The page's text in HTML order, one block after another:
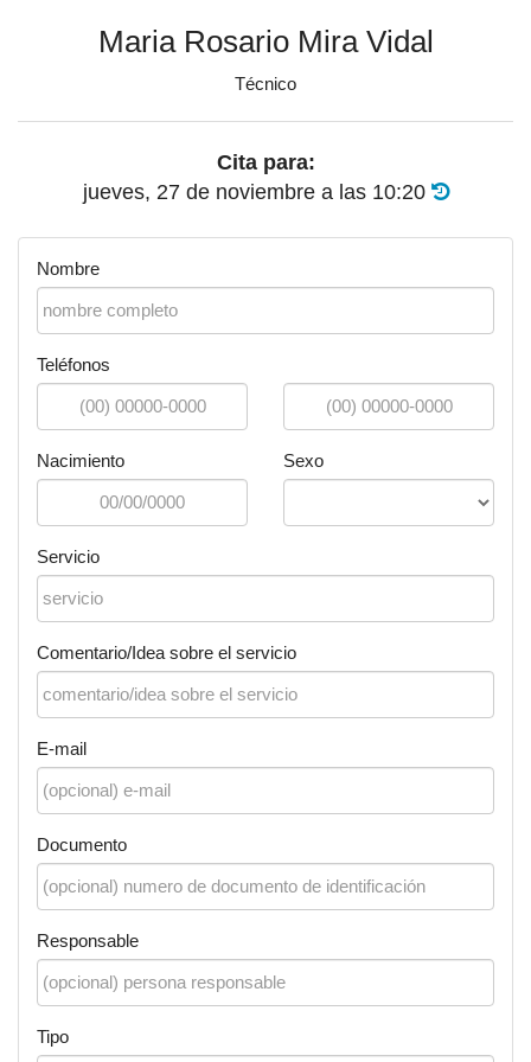
Maria Rosario Mira Vidal
Técnico
Cita para:
jueves, 27 de noviembre a las 10:20
Nombre
Teléfonos
Nacimiento Sexo
Servicio
Comentario/Idea sobre el servicio
E-mail
Documento
Responsable
Tipo